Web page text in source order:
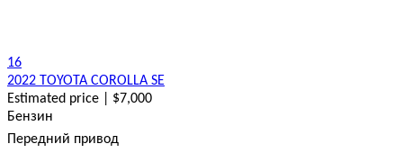
16
2022 TOYOTA COROLLA SE
Estimated price | $7,000
Бензин
Передний привод